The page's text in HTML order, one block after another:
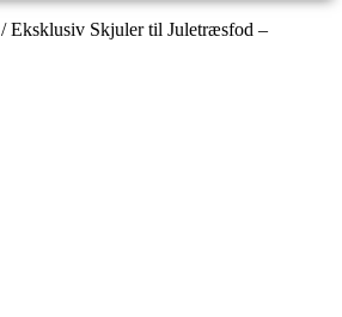
/ Eksklusiv Skjuler til Juletræsfod –